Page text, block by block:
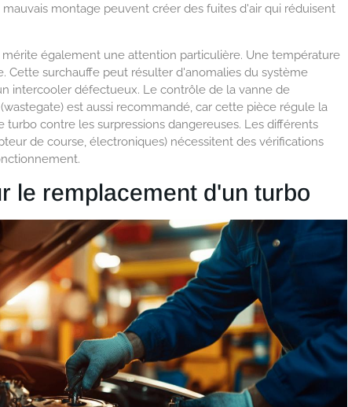
montage peuvent créer des fuites d'air qui réduisent
également une attention particulière. Une température
Cette surchauffe peut résulter d'anomalies du système
intercooler défectueux. Le contrôle de la vanne de
est aussi recommandé, car cette pièce régule la
contre les surpressions dangereuses. Les différents
de course, électroniques) nécessitent des vérifications
le remplacement d'un turbo